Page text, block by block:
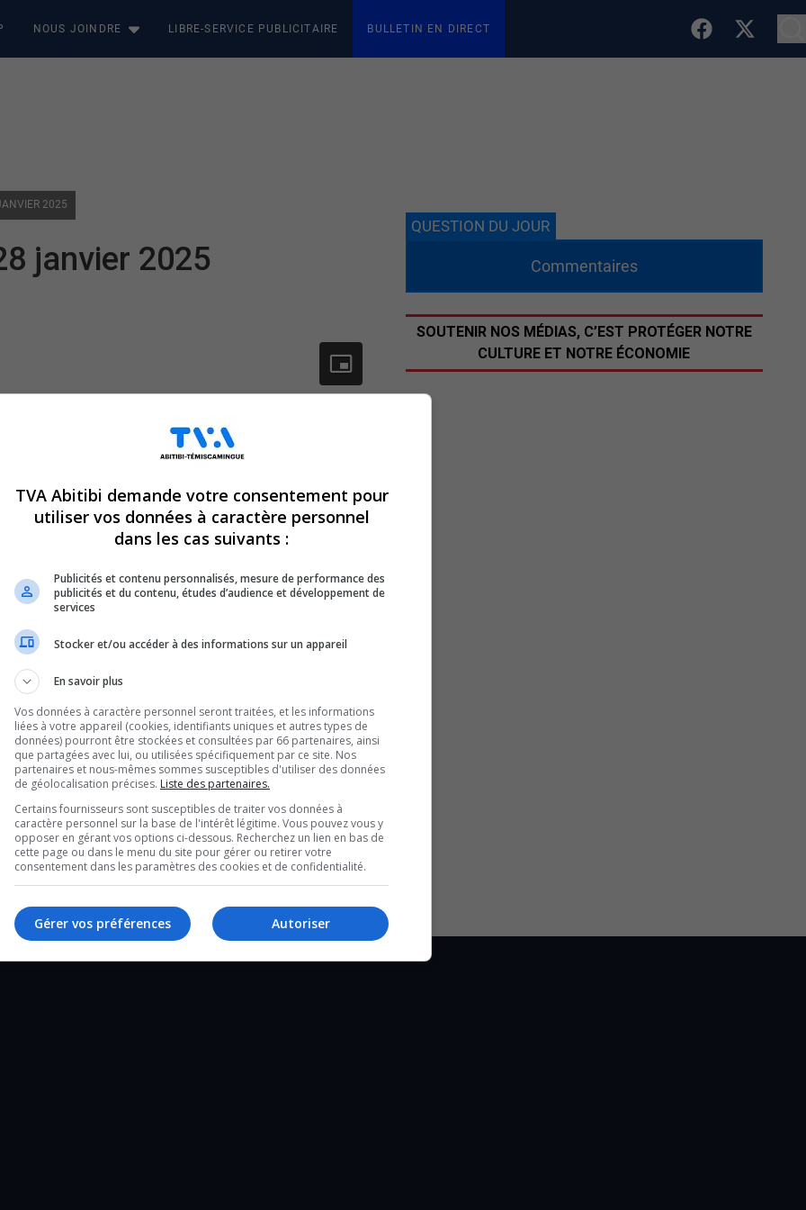
NOUS JOINDRE LIBRE-SERVICE PUBLICITAIRE BULLETIN EN DIRECT
2025
janvier 2025
vous incontournables pour connaître tout
sur l’heure du lunch et un de 28
un tour d’horizon complet de ce qui a
QUESTION DU JOUR
Commentaires
SOUTENIR NOS MÉDIAS, C’EST PROTÉGER NOTRE
CULTURE ET NOTRE ÉCONOMIE
TVA Abitibi demande votre consentement pour
utiliser vos données à caractère personnel
dans les cas suivants :
Publicités et contenu personnalisés, mesure de performance des
publicités et du contenu, études d’audience et développement de
services
Stocker et/ou accéder à des informations sur un appareil
En savoir plus
Vos données à caractère personnel seront traitées, et les informations
liées à votre appareil (cookies, identifiants uniques et autres types de
données) pourront être stockées et consultées par 66 partenaires, ainsi
que partagées avec lui, ou utilisées spécifiquement par ce site. Nos
partenaires et nous-mêmes sommes susceptibles d'utiliser des données
de géolocalisation précises. Liste des partenaires.
Certains fournisseurs sont susceptibles de traiter vos données à
caractère personnel sur la base de l'intérêt légitime. Vous pouvez vous y
opposer en gérant vos options ci-dessous. Recherchez un lien en bas de
cette page ou dans le menu du site pour gérer ou retirer votre
consentement dans les paramètres des cookies et de confidentialité.
Autoriser
Gérer vos préférences